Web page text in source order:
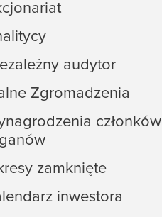
audytor
Zgromadzenia
członków
zamknięte
inwestora